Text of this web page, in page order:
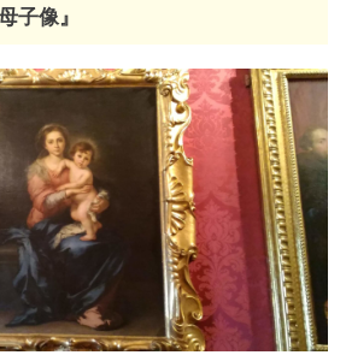
子像』